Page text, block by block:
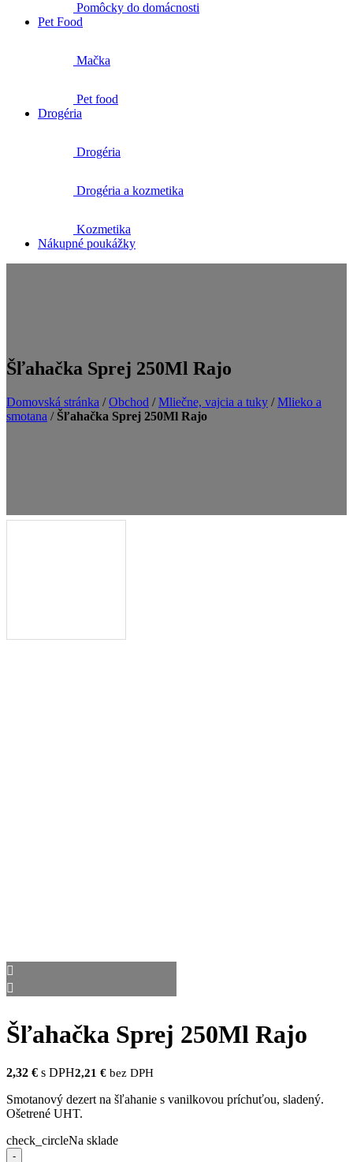
Pomôcky do domácnosti
Pet Food
Mačka
Pet food
Drogéria
Drogéria
Drogéria a kozmetika
Kozmetika
Nákupné poukážky
Šľahačka Sprej 250Ml Rajo
Domovská stránka /Obchod /Mliečne, vajcia a tuky /Mlieko a
smotana / Šľahačka Sprej 250Ml Rajo
Šľahačka Sprej 250Ml Rajo
2,32 € s DPH2,21 € bez DPH
Smotanový dezert na šľahanie s vanilkovou príchuťou, sladený.
Ošetrené UHT.
check_circleNa sklade
-